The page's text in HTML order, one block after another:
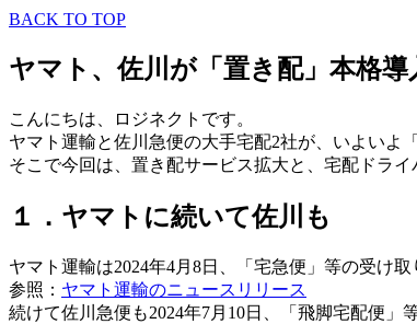
BACK TO TOP
ヤマト、佐川が「置き配」本格
こんにちは、ロジネクトです。
ヤマト運輸と佐川急便の大手宅配2社が、いよいよ
そこで今回は、置き配サービス拡大と、宅配ドライ
１．ヤマトに続いて佐川も
ヤマト運輸は2024年4月8日、「宅急便」等の受け
参照： ヤマト運輸のニュースリリース
続けて佐川急便も2024年7月10日、「飛脚宅配便」